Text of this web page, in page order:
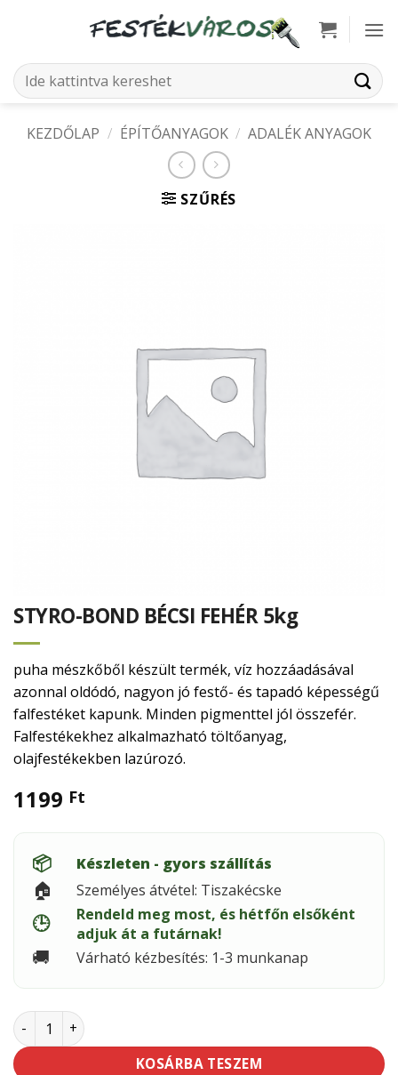
Keresés
a
KEZDŐLAP / ÉPÍTŐANYAGOK / ADALÉK ANYAGOK
SZŰRÉS
STYRO-BOND BÉCSI FEHÉR 5kg
puha mészkőből készült termék, víz hozzáadásával
azonnal oldódó, nagyon jó festő- és tapadó képességű
falfestéket kapunk. Minden pigmenttel jól összefér.
Falfestékekhez alkalmazható töltőanyag,
olajfestékekben lazúrozó.
1199 Ft
📦 Készleten - gyors szállítás
🏠 Személyes átvétel: Tiszakécske
🕒
Rendeld meg most, és hétfőn elsőként
adjuk át a futárnak!
🚚 Várható kézbesítés: 1-3 munkanap
STYRO-BOND BÉCSI FEHÉR 5kg mennyiség
KOSÁRBA TESZEM